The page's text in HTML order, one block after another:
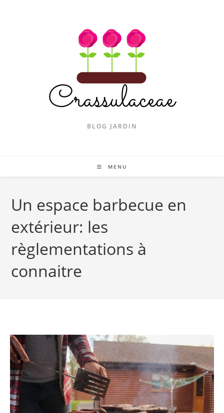
BLOG JARDIN
MENU
Un espace barbecue en
extérieur: les
règlementations à
connaitre